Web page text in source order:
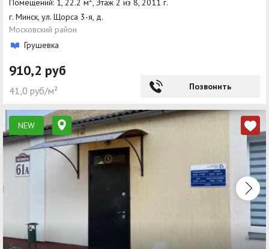
Помещений: 1, 22.2 м , Этаж 2 из 8, 2011 г.
г. Минск, ул. Щорса 3-я, д.
Московский район
Грушевка
910,2 руб
41,0 руб/м² Позвонить
NEW